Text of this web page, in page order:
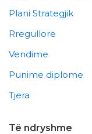
Plani Strategjik
Rregullore
Vendime
Punime diplome
Tjera
Të ndryshme